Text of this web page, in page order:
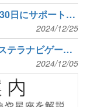
「ステラナビゲータ11」、1月30日にサポート期間終了
2024/12/25
12月10日にYouTubeライブ「ステラナビゲータでシミュレーション ふたご座流星群＆プレアデス星団食」
2024/12/05